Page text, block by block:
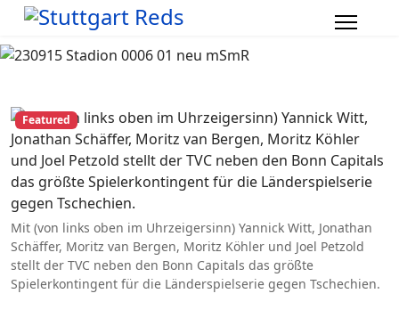
Mit (von links oben im Uhrzeigersinn) Yannick Witt, Jonathan
Schäffer, Moritz van Bergen, Moritz Köhler und Joel Petzold
stellt der TVC neben den Bonn Capitals das größte
Spielerkontingent für die Länderspielserie gegen Tschechien.
Featured